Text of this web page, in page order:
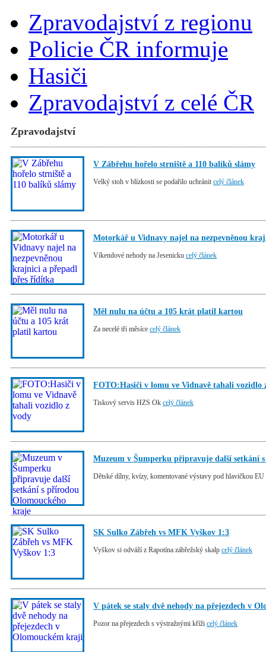
Zpravodajství z regionu
Policie ČR informuje
Hasiči
Zpravodajství z celé ČR
Zpravodajství
V Zábřehu hořelo strniště a 110 balíků slámy
Velký stoh v blízkosti se podařilo uchránit celý článek
Motorkář u Vidnavy najel na nezpevněnou
Víkendové nehody na Jesenicku celý článek
Měl nulu na účtu a 105 krát platil kartou
Za necelé tři měsíce celý článek
FOTO:Hasiči v lomu ve Vidnavě tahali vozidlo
Tiskový servis HZS Ok celý článek
Muzeum v Šumperku připravuje další setkání
Dětské dílny, kvízy, komentované výstavy pod hlavičkou EU
SK Sulko Zábřeh vs MFK Vyškov 1:3
Vyškov si odváží z Rapotína zábřežský skalp celý článek
V pátek se staly dvě nehody na přejezdech v
Pozor na přejezdech s výstražnými kříži celý článek